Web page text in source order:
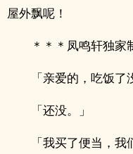
屋外飘呢！
＊＊＊凤鸣轩独家
「亲爱的，吃饭了
「还没。」
「我买了便当，我